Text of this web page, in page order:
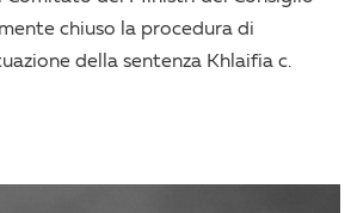
chiuso la procedura di
della sentenza Khlaifia c.